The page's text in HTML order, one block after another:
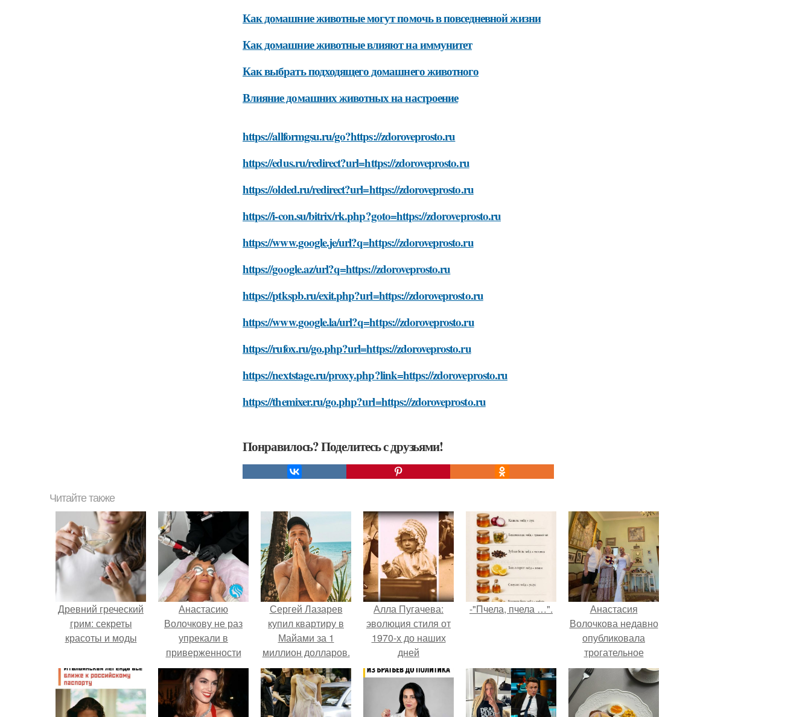
Как домашние животные могут помочь в повседневной жизни
Как домашние животные влияют на иммунитет
Как выбрать подходящего домашнего животного
Влияние домашних животных на настроение
https://allformgsu.ru/go?https://zdoroveprosto.ru
https://edus.ru/redirect?url=https://zdoroveprosto.ru
https://olded.ru/redirect?url=https://zdoroveprosto.ru
https://i-con.su/bitrix/rk.php?goto=https://zdoroveprosto.ru
https://www.google.je/url?q=https://zdoroveprosto.ru
https://google.az/url?q=https://zdoroveprosto.ru
https://ptkspb.ru/exit.php?url=https://zdoroveprosto.ru
https://www.google.la/url?q=https://zdoroveprosto.ru
https://rufox.ru/go.php?url=https://zdoroveprosto.ru
https://nextstage.ru/proxy.php?link=https://zdoroveprosto.ru
https://themixer.ru/go.php?url=https://zdoroveprosto.ru
Понравилось? Поделитесь с друзьями!
Читайте также
Древний греческий
грим: секреты
красоты и моды
Анастасию
Волочкову не раз
упрекали в
приверженности
устаревшим бьюти -
процедурам.
Сергей Лазарев
купил квартиру в
Майами за 1
миллион долларов.
Алла Пугачева:
эволюция стиля от
1970-х до наших
дней
-"Пчела, пчела …".
Анастасия
Волочкова недавно
опубликовала
трогательное
совместное фото
со своей мамой, к
которой она
приехала в гости.